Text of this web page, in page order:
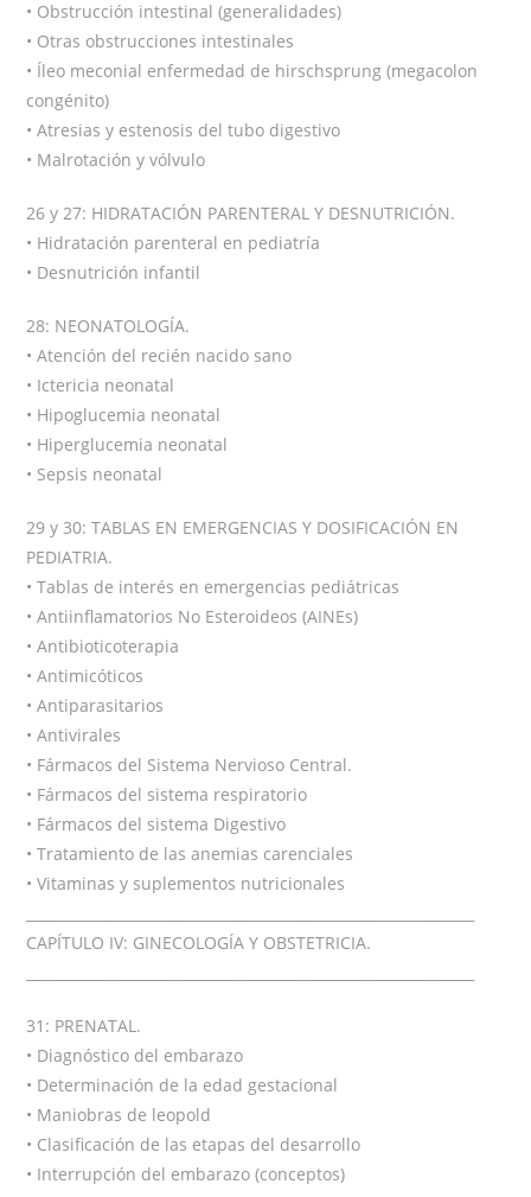
• Obstrucción intestinal (generalidades)
• Otras obstrucciones intestinales
• Íleo meconial enfermedad de hirschsprung (megacolon
congénito)
• Atresias y estenosis del tubo digestivo
• Malrotación y vólvulo
26 y 27: HIDRATACIÓN PARENTERAL Y DESNUTRICIÓN.
• Hidratación parenteral en pediatría
• Desnutrición infantil
28: NEONATOLOGÍA.
• Atención del recién nacido sano
• Ictericia neonatal
• Hipoglucemia neonatal
• Hiperglucemia neonatal
• Sepsis neonatal
29 y 30: TABLAS EN EMERGENCIAS Y DOSIFICACIÓN EN
PEDIATRIA.
• Tablas de interés en emergencias pediátricas
• Antiinflamatorios No Esteroideos (AINEs)
• Antibioticoterapia
• Antimicóticos
• Antiparasitarios
• Antivirales
• Fármacos del Sistema Nervioso Central.
• Fármacos del sistema respiratorio
• Fármacos del sistema Digestivo
• Tratamiento de las anemias carenciales
• Vitaminas y suplementos nutricionales
CAPÍTULO IV: GINECOLOGÍA Y OBSTETRICIA.
31: PRENATAL.
• Diagnóstico del embarazo
• Determinación de la edad gestacional
• Maniobras de leopold
• Clasificación de las etapas del desarrollo
• Interrupción del embarazo (conceptos)